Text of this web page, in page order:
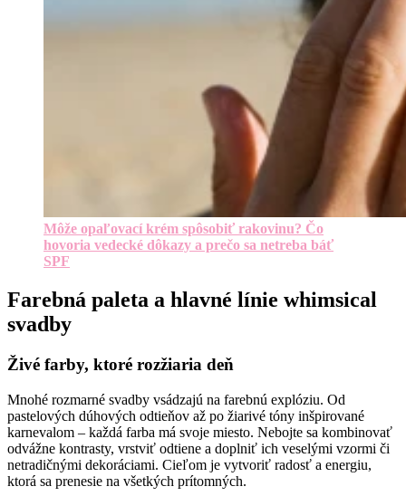
Môže opaľovací krém spôsobiť rakovinu? Čo
hovoria vedecké dôkazy a prečo sa netreba báť
SPF
Farebná paleta a hlavné línie whimsical
svadby
Živé farby, ktoré rozžiaria deň
Mnohé rozmarné svadby vsádzajú na farebnú explóziu. Od
pastelových dúhových odtieňov až po žiarivé tóny inšpirované
karnevalom – každá farba má svoje miesto. Nebojte sa kombinovať
odvážne kontrasty, vrstviť odtiene a doplniť ich veselými vzormi či
netradičnými dekoráciami. Cieľom je vytvoriť radosť a energiu,
ktorá sa prenesie na všetkých prítomných.